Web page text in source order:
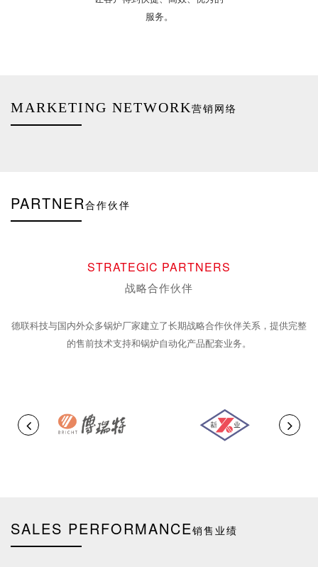
服务。
MARKETING NETWORK营销网络
PARTNER合作伙伴
STRATEGIC PARTNERS
战略合作伙伴
德联科技与国内外众多锅炉厂家建立了长期战略合作伙伴关系，提供完整
的售前技术支持和锅炉自动化产品配套业务。
SALES PERFORMANCE销售业绩